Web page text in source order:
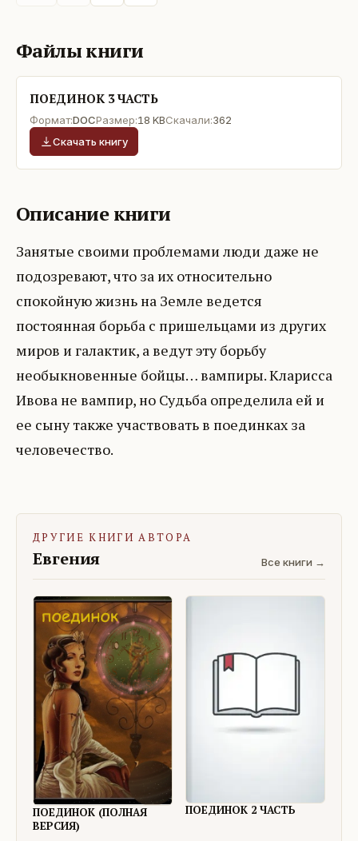
Файлы книги
ПОЕДИНОК 3 ЧАСТЬ
Формат:DOCРазмер:18 KBСкачали:362
Скачать книгу
Описание книги
Занятые своими проблемами люди даже не
подозревают, что за их относительно
спокойную жизнь на Земле ведется
постоянная борьба с пришельцами из других
миров и галактик, а ведут эту борьбу
необыкновенные бойцы… вампиры. Кларисса
Ивова не вампир, но Судьба определила ей и
ее сыну также участвовать в поединках за
человечество.
ДРУГИЕ КНИГИ АВТОРА
Евгения Все книги →
ПОЕДИНОК (ПОЛНАЯ
ВЕРСИЯ)
ПОЕДИНОК 2 ЧАСТЬ